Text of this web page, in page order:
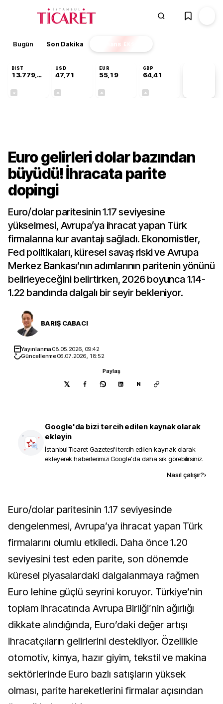
Bugün Son Dakika Finans EKSTRA
BIST
13.779,39
USD
47,71
EUR
55,19
GBP
64,41
Euro gelirleri dolar bazından
büyüdü! İhracata parite
dopingi
Euro/dolar paritesinin 1.17 seviyesine
yükselmesi, Avrupa’ya ihracat yapan Türk
firmalarına kur avantajı sağladı. Ekonomistler,
Fed politikaları, küresel savaş riski ve Avrupa
Merkez Bankası’nın adımlarının paritenin yönünü
belirleyeceğini belirtirken, 2026 boyunca 1.14-
1.22 bandında dalgalı bir seyir bekleniyor.
BARIŞ CABACI
Yayınlanma08.05.2026, 09:42
Güncellenme06.07.2026, 18:52
Paylaş
N
Google'da bizi tercih edilen kaynak olarak
ekleyin
İstanbul Ticaret Gazetesi'i tercih edilen kaynak olarak
ekleyerek haberlerimizi Google'da daha sık görebilirsiniz.
Nasıl çalışır?›
Euro/dolar paritesinin 1.17 seviyesinde
dengelenmesi, Avrupa’ya ihracat yapan Türk
firmalarını olumlu etkiledi. Daha önce 1.20
seviyesini test eden parite, son dönemde
küresel piyasalardaki dalgalanmaya rağmen
Euro lehine güçlü seyrini koruyor. Türkiye’nin
toplam ihracatında Avrupa Birliği’nin ağırlığı
dikkate alındığında, Euro’daki değer artışı
ihracatçıların gelirlerini destekliyor. Özellikle
otomotiv, kimya, hazır giyim, tekstil ve makina
sektörlerinde Euro bazlı satışların yüksek
olması, parite hareketlerini firmalar açısından